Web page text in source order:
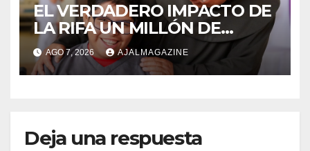
EL VERDADERO IMPACTO DE
LA RIFA UN MILLÓN DE
AMIGOS HOY POR TI,
MAÑANA POR MÍ
AGO 7, 2026 AJALMAGAZINE
Deja una respuesta